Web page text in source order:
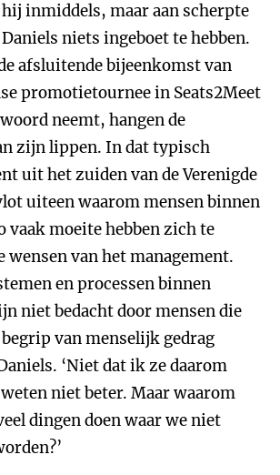
inmiddels, maar aan scherpte
niets ingeboet te hebben.
afsluitende bijeenkomst van
promotietournee in Seats2Meet
neemt, hangen de
zijn lippen. In dat typisch
uit het zuiden van de Verenigde
uiteen waarom mensen binnen
vaak moeite hebben zich te
wensen van het management.
en processen binnen
niet bedacht door mensen die
van menselijk gedrag
‘Niet dat ik ze daarom
niet beter. Maar waarom
dingen doen waar we niet